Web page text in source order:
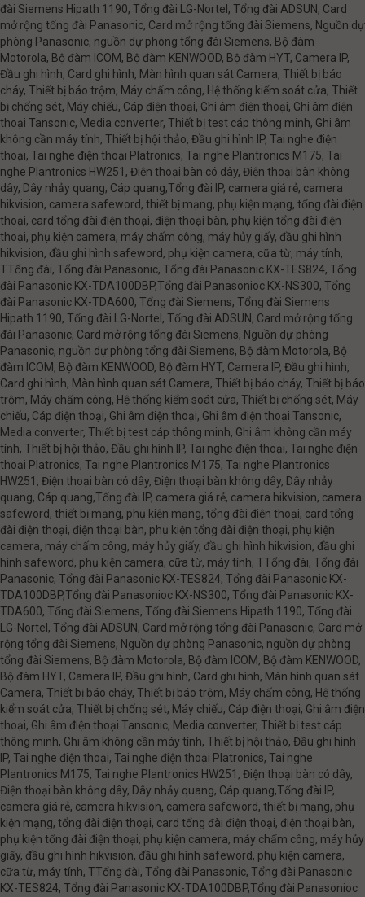
đài Siemens Hipath 1190, Tổng đài LG-Nortel, Tổng đài ADSUN, Card
mở rộng tổng đài Panasonic, Card mở rộng tổng đài Siemens, Nguồn dự
phòng Panasonic, nguồn dự phòng tổng đài Siemens, Bộ đàm
Motorola, Bộ đàm ICOM, Bộ đàm KENWOOD, Bộ đàm HYT, Camera IP,
Đầu ghi hình, Card ghi hình, Màn hình quan sát Camera, Thiết bị báo
cháy, Thiết bị báo trộm, Máy chấm công, Hệ thống kiểm soát cửa, Thiết
bị chống sét, Máy chiếu, Cáp điện thoại, Ghi âm điện thoại, Ghi âm điện
thoại Tansonic, Media converter, Thiết bị test cáp thông minh, Ghi âm
không cần máy tính, Thiết bị hội thảo, Đầu ghi hình IP, Tai nghe điện
thoại, Tai nghe điện thoại Platronics, Tai nghe Plantronics M175, Tai
nghe Plantronics HW251, Điện thoại bàn có dây, Điện thoại bàn không
dây, Dây nhảy quang, Cáp quang,Tổng đài IP, camera giá rẻ, camera
hikvision, camera safeword, thiết bị mạng, phụ kiện mạng, tổng đài điện
thoại, card tổng đài điện thoại, điện thoại bàn, phụ kiện tổng đài điện
thoại, phụ kiện camera, máy chấm công, máy hủy giấy, đầu ghi hình
hikvision, đầu ghi hình safeword, phụ kiện camera, cữa từ, máy tính,
TTổng đài, Tổng đài Panasonic, Tổng đài Panasonic KX-TES824, Tổng
đài Panasonic KX-TDA100DBP,Tổng đài Panasonioc KX-NS300, Tổng
đài Panasonic KX-TDA600, Tổng đài Siemens, Tổng đài Siemens
Hipath 1190, Tổng đài LG-Nortel, Tổng đài ADSUN, Card mở rộng tổng
đài Panasonic, Card mở rộng tổng đài Siemens, Nguồn dự phòng
Panasonic, nguồn dự phòng tổng đài Siemens, Bộ đàm Motorola, Bộ
đàm ICOM, Bộ đàm KENWOOD, Bộ đàm HYT, Camera IP, Đầu ghi hình,
Card ghi hình, Màn hình quan sát Camera, Thiết bị báo cháy, Thiết bị báo
trộm, Máy chấm công, Hệ thống kiểm soát cửa, Thiết bị chống sét, Máy
chiếu, Cáp điện thoại, Ghi âm điện thoại, Ghi âm điện thoại Tansonic,
Media converter, Thiết bị test cáp thông minh, Ghi âm không cần máy
tính, Thiết bị hội thảo, Đầu ghi hình IP, Tai nghe điện thoại, Tai nghe điện
thoại Platronics, Tai nghe Plantronics M175, Tai nghe Plantronics
HW251, Điện thoại bàn có dây, Điện thoại bàn không dây, Dây nhảy
quang, Cáp quang,Tổng đài IP, camera giá rẻ, camera hikvision, camera
safeword, thiết bị mạng, phụ kiện mạng, tổng đài điện thoại, card tổng
đài điện thoại, điện thoại bàn, phụ kiện tổng đài điện thoại, phụ kiện
camera, máy chấm công, máy hủy giấy, đầu ghi hình hikvision, đầu ghi
hình safeword, phụ kiện camera, cữa từ, máy tính, TTổng đài, Tổng đài
Panasonic, Tổng đài Panasonic KX-TES824, Tổng đài Panasonic KX-
TDA100DBP,Tổng đài Panasonioc KX-NS300, Tổng đài Panasonic KX-
TDA600, Tổng đài Siemens, Tổng đài Siemens Hipath 1190, Tổng đài
LG-Nortel, Tổng đài ADSUN, Card mở rộng tổng đài Panasonic, Card mở
rộng tổng đài Siemens, Nguồn dự phòng Panasonic, nguồn dự phòng
tổng đài Siemens, Bộ đàm Motorola, Bộ đàm ICOM, Bộ đàm KENWOOD,
Bộ đàm HYT, Camera IP, Đầu ghi hình, Card ghi hình, Màn hình quan sát
Camera, Thiết bị báo cháy, Thiết bị báo trộm, Máy chấm công, Hệ thống
kiểm soát cửa, Thiết bị chống sét, Máy chiếu, Cáp điện thoại, Ghi âm điện
thoại, Ghi âm điện thoại Tansonic, Media converter, Thiết bị test cáp
thông minh, Ghi âm không cần máy tính, Thiết bị hội thảo, Đầu ghi hình
IP, Tai nghe điện thoại, Tai nghe điện thoại Platronics, Tai nghe
Plantronics M175, Tai nghe Plantronics HW251, Điện thoại bàn có dây,
Điện thoại bàn không dây, Dây nhảy quang, Cáp quang,Tổng đài IP,
camera giá rẻ, camera hikvision, camera safeword, thiết bị mạng, phụ
kiện mạng, tổng đài điện thoại, card tổng đài điện thoại, điện thoại bàn,
phụ kiện tổng đài điện thoại, phụ kiện camera, máy chấm công, máy hủy
giấy, đầu ghi hình hikvision, đầu ghi hình safeword, phụ kiện camera,
cữa từ, máy tính, TTổng đài, Tổng đài Panasonic, Tổng đài Panasonic
KX-TES824, Tổng đài Panasonic KX-TDA100DBP,Tổng đài Panasonioc